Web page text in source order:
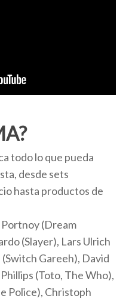
todo lo que pueda
desde sets
hasta productos de
(Dream
(Slayer), Lars Ulrich
Gareeh), David
(Toto, The Who),
Police), Christoph